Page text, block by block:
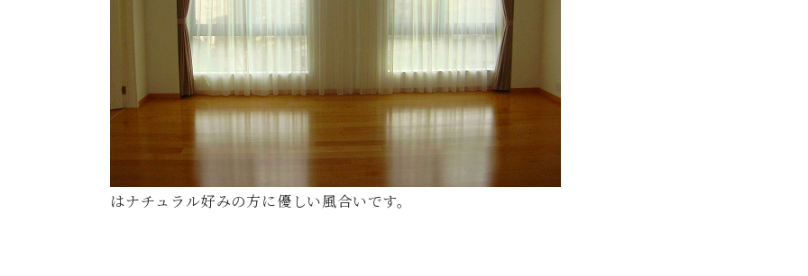
はナチュラル好みの方に優しい風合いです。